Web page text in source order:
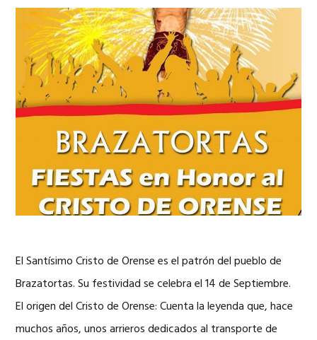
El Santísimo Cristo de Orense es el patrón del pueblo de
Brazatortas. Su festividad se celebra el 14 de Septiembre.
El origen del Cristo de Orense: Cuenta la leyenda que, hace
muchos años, unos arrieros dedicados al transporte de